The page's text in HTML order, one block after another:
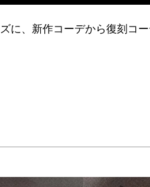
に、新作コーデから復刻コ